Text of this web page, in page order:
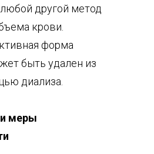
другой метод
крови.
форма
быть удален из
диализа.
меры